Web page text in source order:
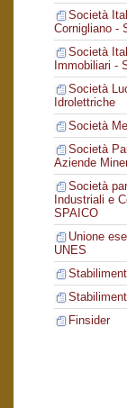
Società
Cornigliano -
Società
Immobiliari -
Società
Idrolettriche
Società
Società
Aziende
Società
Industriali e
SPAICO
Unione
UNES
Finsider